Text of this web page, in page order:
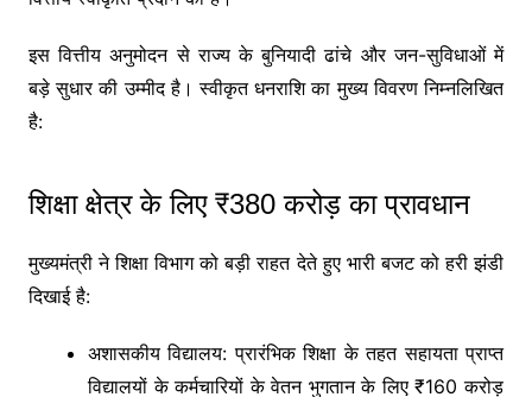
इस वित्तीय अनुमोदन से राज्य के बुनियादी ढांचे और जन-सुविधाओं में
बड़े सुधार की उम्मीद है। स्वीकृत धनराशि का मुख्य विवरण निम्नलिखित
है:
शिक्षा क्षेत्र के लिए ₹380 करोड़ का प्रावधान
मुख्यमंत्री ने शिक्षा विभाग को बड़ी राहत देते हुए भारी बजट को हरी झंडी
दिखाई है:
अशासकीय विद्यालय: प्रारंभिक शिक्षा के तहत सहायता प्राप्त
विद्यालयों के कर्मचारियों के वेतन भुगतान के लिए ₹160 करोड़